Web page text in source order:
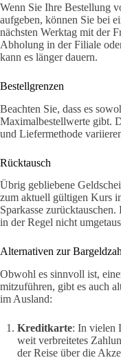
Wenn Sie Ihre Bestellung
aufgeben, können Sie bei
nächsten Werktag mit der
Abholung in der Filiale
kann es länger dauern.
Bestellgrenzen
Beachten Sie, dass es
Maximalbestellwerte gibt.
und Liefermethode
Rücktausch
Übrig gebliebene
zum aktuell gültigen Kurs
Sparkasse
in der Regel nicht
Alternativen zur
Obwohl es sinnvoll ist,
mitzuführen, gibt es auch
im Ausland:
Kreditkarte: In vielen
weit verbreitetes
der Reise über die